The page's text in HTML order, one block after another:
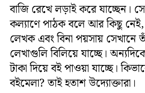
বাজি রেখে লড়াই করে যাচ্ছেন।
কল্যাণে পাঠক বলে আর কিছু নেই,
লেখক এবং বিনা পয়সায় সেখানে
লেখাগুলি বিলিয়ে যাচ্ছে।
টাকা দিয়ে বই পাওয়া যাচ্ছে।
বইমেলা? তাই হতাশ উদ্যোক্তারা।